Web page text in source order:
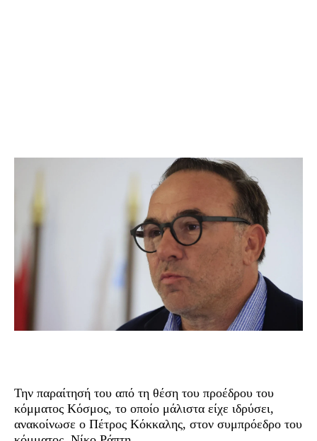
Την παραίτησή του από τη θέση του προέδρου του
κόμματος Κόσμος, το οποίο μάλιστα είχε ιδρύσει,
ανακοίνωσε ο Πέτρος Κόκκαλης, στον συμπρόεδρο του